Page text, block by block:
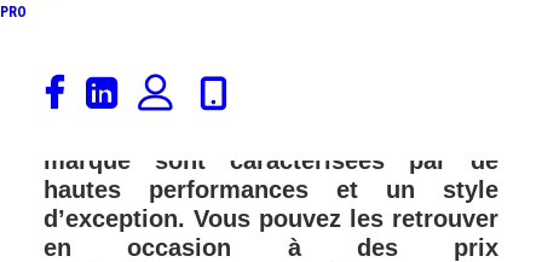
PRO
La marque DS est un constructeur
automobile français qui propose des
marque sont caractérisées par de
hautes performances et un style
d’exception. Vous pouvez les retrouver
en occasion à des prix